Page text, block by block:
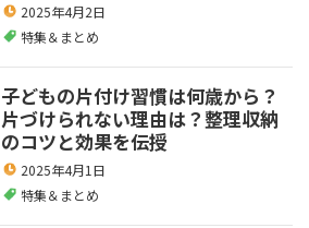
2025年4月2日
特集＆まとめ
子どもの片付け習慣は何歳から？
片づけられない理由は？整理収納
のコツと効果を伝授
2025年4月1日
特集＆まとめ